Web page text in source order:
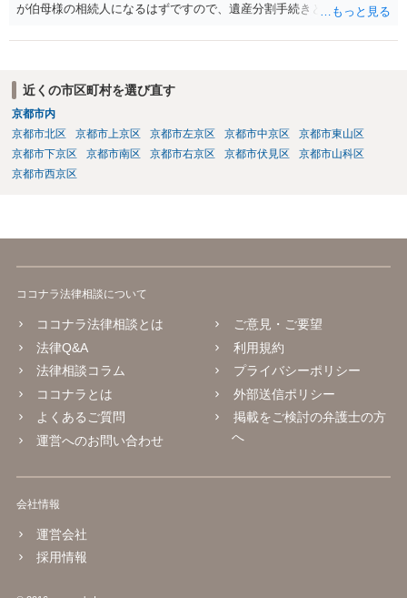
が伯母様の相続人になるはずですので、遺産分割手続きという形でお
に呼ばれなかったことについて慰謝料を請求する」と言ってこられて
しょうから、こちらから積極的に動く必要はないように見受けられま
す。 仮に訴訟を起こされるなどした場合には、遺産分割手続きで依頼
される弁護士の方に対応をお願いするのが良いのではないでしょう
か。 以上ご参考にしていただければ幸いです。
近くの市区町村を選び直す
京都市内
京都市北区
京都市上京区 京都市左京区 京都市中京区
京都市東山区
京都市下京区
京都市南区 京都市右京区 京都市伏見区
京都市山科区
京都市西京区
ココナラ法律相談について
ココナラ法律相談とは
法律Q&A
法律相談コラム
ココナラとは
よくあるご質問
運営へのお問い合わせ
ご意見・ご要望
利用規約
プライバシーポリシー
外部送信ポリシー
掲載をご検討の弁護士の方
へ
会社情報
運営会社
採用情報